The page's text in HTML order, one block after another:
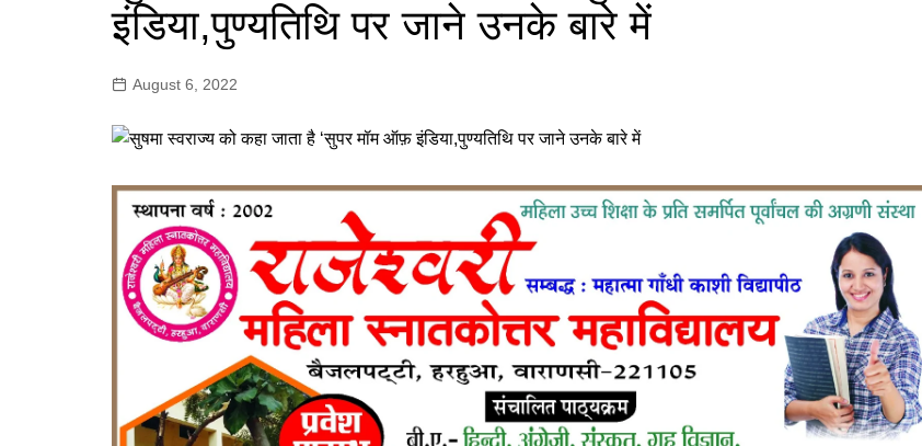
मुम्बई
ग़ाज़ीपुर
लखनऊ
इंडिया,पुण्यतिथि पर जाने उनके बारे में
August 6, 2022